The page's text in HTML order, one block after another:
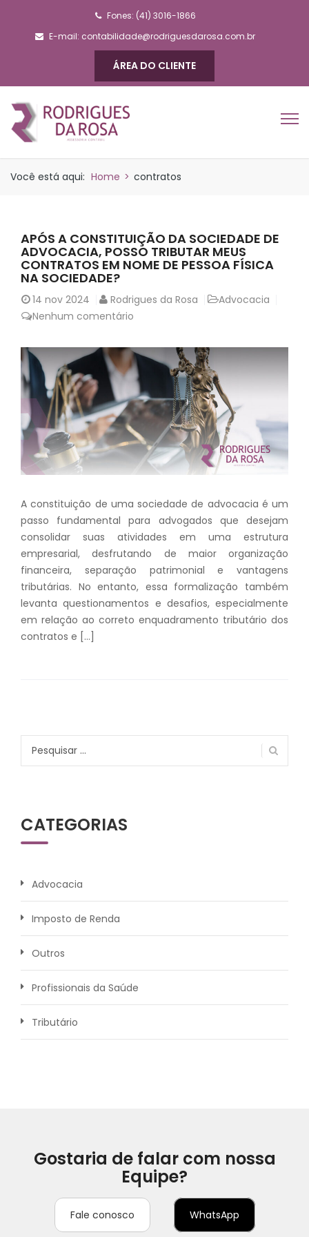
Fones: (41) 3016-1866
E-mail: contabilidade@rodriguesdarosa.com.br
ÁREA DO CLIENTE
Você está aqui: Home > contratos
APÓS A CONSTITUIÇÃO DA SOCIEDADE DE
ADVOCACIA, POSSO TRIBUTAR MEUS
CONTRATOS EM NOME DE PESSOA FÍSICA
NA SOCIEDADE?
14 nov 2024 Rodrigues da Rosa
Advocacia
Nenhum comentário
A constituição de uma sociedade de advocacia é um
passo fundamental para advogados que desejam
consolidar suas atividades em uma estrutura
empresarial, desfrutando de maior organização
financeira, separação patrimonial e vantagens
tributárias. No entanto, essa formalização também
levanta questionamentos e desafios, especialmente
em relação ao correto enquadramento tributário dos
contratos e […]
CATEGORIAS
Advocacia
Imposto de Renda
Outros
Profissionais da Saúde
Tributário
Gostaria de falar com nossa
Equipe?
Fale conosco WhatsApp